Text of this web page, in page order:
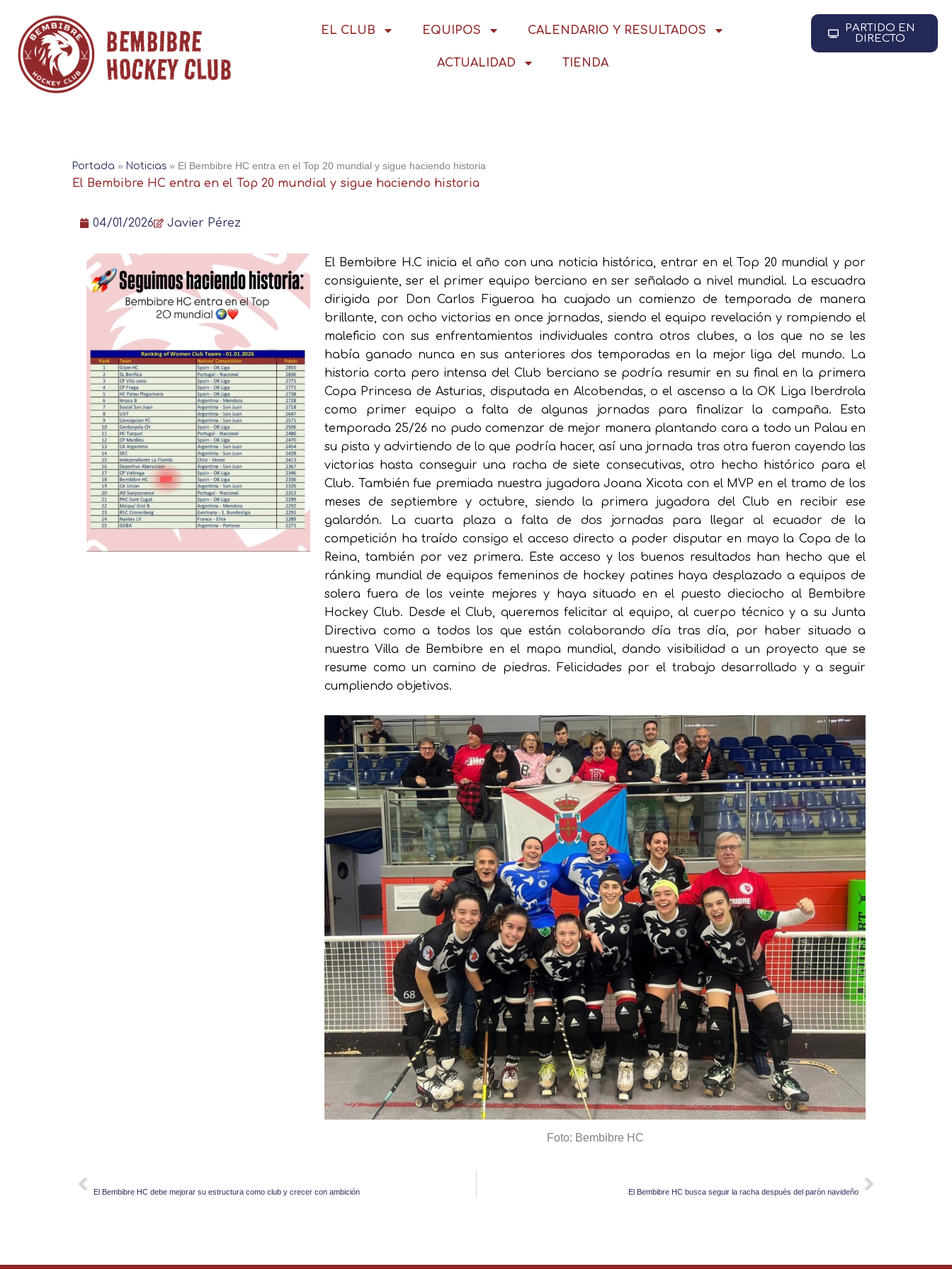
contenido
EL CLUB EQUIPOS CALENDARIO Y RESULTADOS
ACTUALIDAD TIENDA
PARTIDO EN
DIRECTO
Portada » Noticias » El Bembibre HC entra en el Top 20 mundial y sigue haciendo historia
El Bembibre HC entra en el Top 20 mundial y sigue haciendo historia
04/01/2026 Javier Pérez
El Bembibre H.C inicia el año con una noticia histórica, entrar en el Top 20 mundial y por
consiguiente, ser el primer equipo berciano en ser señalado a nivel mundial. La escuadra
dirigida por Don Carlos Figueroa ha cuajado un comienzo de temporada de manera
brillante, con ocho victorias en once jornadas, siendo el equipo revelación y rompiendo el
maleficio con sus enfrentamientos individuales contra otros clubes, a los que no se les
había ganado nunca en sus anteriores dos temporadas en la mejor liga del mundo. La
historia corta pero intensa del Club berciano se podría resumir en su final en la primera
Copa Princesa de Asturias, disputada en Alcobendas, o el ascenso a la OK Liga Iberdrola
como primer equipo a falta de algunas jornadas para finalizar la campaña. Esta
temporada 25/26 no pudo comenzar de mejor manera plantando cara a todo un Palau en
su pista y advirtiendo de lo que podría hacer, así una jornada tras otra fueron cayendo las
victorias hasta conseguir una racha de siete consecutivas, otro hecho histórico para el
Club. También fue premiada nuestra jugadora Joana Xicota con el MVP en el tramo de los
meses de septiembre y octubre, siendo la primera jugadora del Club en recibir ese
galardón. La cuarta plaza a falta de dos jornadas para llegar al ecuador de la
competición ha traído consigo el acceso directo a poder disputar en mayo la Copa de la
Reina, también por vez primera. Este acceso y los buenos resultados han hecho que el
ránking mundial de equipos femeninos de hockey patines haya desplazado a equipos de
solera fuera de los veinte mejores y haya situado en el puesto dieciocho al Bembibre
Hockey Club. Desde el Club, queremos felicitar al equipo, al cuerpo técnico y a su Junta
Directiva como a todos los que están colaborando día tras día, por haber situado a
nuestra Villa de Bembibre en el mapa mundial, dando visibilidad a un proyecto que se
resume como un camino de piedras. Felicidades por el trabajo desarrollado y a seguir
cumpliendo objetivos.
Foto: Bembibre HC
Prev
El Bembibre HC debe mejorar su estructura como club y crecer con ambición El Bembibre HC busca seguir la racha después del parón navideñoNext